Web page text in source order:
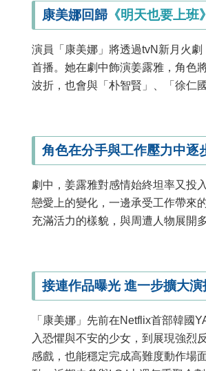
康美娜回歸 《明天也要上班》
演員「康美娜」將透過tvN新月火劇
首播。她在劇中飾演姜露雅，角色
波折，也會與「朴智賢」、「徐仁
角色在分手與工作壓力中逐
劇中，姜露雅對感情始終坦率又投
戀愛上的變化，一邊承受工作帶來
充滿活力的樣貌，與周遭人物展開
接連作品曝光 進一步擴大演
「康美娜」先前在Netflix首部韓國
入恐懼與不安的少女，到展現強烈
感戲，也能穩定完成高難度動作場